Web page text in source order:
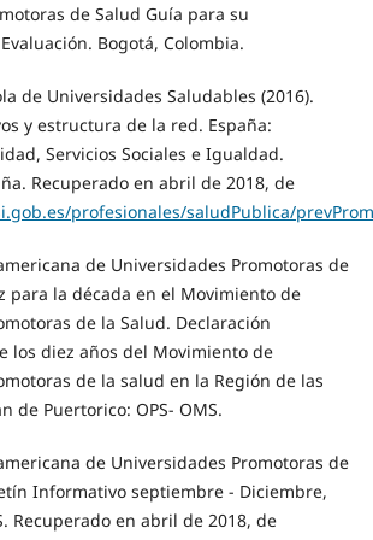
de Salud Guía para su
Bogotá, Colombia.
de Universidades Saludables (2016).
y estructura de la red. España:
Servicios Sociales e Igualdad.
Recuperado en abril de 2018, de
profesionales/saludPublica/
de Universidades Promotoras de
para la década en el Movimiento de
de la Salud. Declaración
los diez años del Movimiento de
de la salud en la Región de las
de Puertorico: OPS- OMS.
de Universidades Promotoras de
Informativo septiembre - Diciembre,
Recuperado en abril de 2018, de